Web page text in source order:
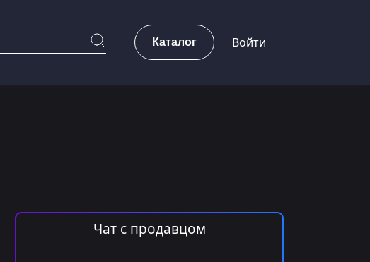
Каталог Войти
Чат с продавцом